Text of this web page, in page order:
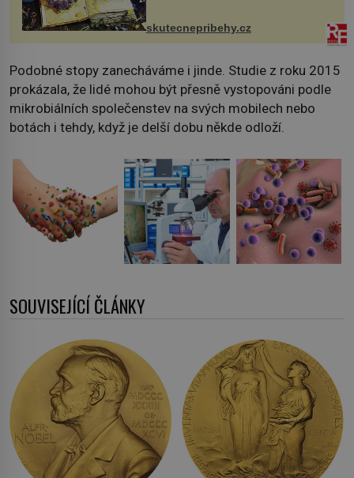
změnil v děsivý zážitek, na kt...
skutecnepribehy.cz
Podobné stopy zanecháváme i jinde. Studie z roku 2015
prokázala, že lidé mohou být přesně vystopováni podle
mikrobiálních společenstev na svých mobilech nebo
botách i tehdy, když je delší dobu někde odloží.
SOUVISEJÍCÍ ČLÁNKY